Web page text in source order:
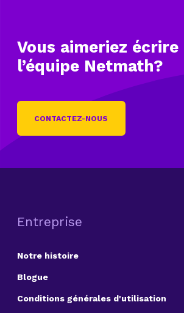
Vous aimeriez écrire
l’équipe Netmath?
CONTACTEZ-NOUS
Entreprise
Notre histoire
Blogue
Conditions générales d'utilisation